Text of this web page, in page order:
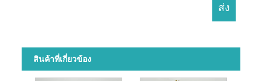
สินค้าที่เกี่ยวข้อง